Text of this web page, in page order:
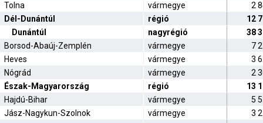
Tolna
vármegye
2
Dél-Dunántúl
régió
12
Dunántúl
nagyrégió
38
Borsod-Abaúj-Zemplén
vármegye
7
Heves
vármegye
3
Nógrád
vármegye
2
Észak-Magyarország
régió
13
Hajdú-Bihar
vármegye
5
Jász-Nagykun-Szolnok
vármegye
3